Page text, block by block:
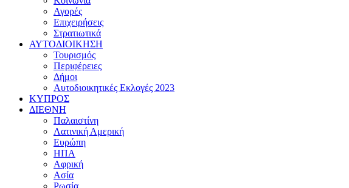
Αγορές
Επιχειρήσεις
Στρατιωτικά
ΑΥΤΟΔΙΟΙΚΗΣΗ
Τουρισμός
Περιφέρειες
Δήμοι
Αυτοδιοικητικές Εκλογές 2023
ΚΥΠΡΟΣ
ΔΙΕΘΝΗ
Παλαιστίνη
Λατινική Αμερική
Ευρώπη
ΗΠΑ
Αφρική
Ασία
Ρωσία